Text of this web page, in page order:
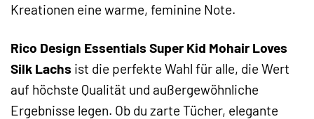
Kreationen eine warme, feminine Note.
Rico Design Essentials Super Kid Mohair Loves
Silk Lachs ist die perfekte Wahl für alle, die Wert
auf höchste Qualität und außergewöhnliche
Ergebnisse legen. Ob du zarte Tücher, elegante